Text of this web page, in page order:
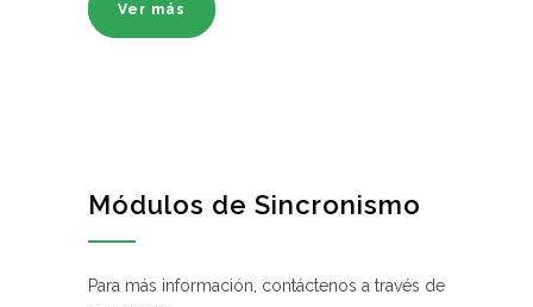
Ver más
Módulos de Sincronismo
Para más información, contáctenos a través de